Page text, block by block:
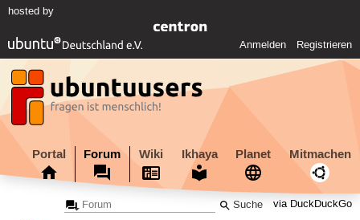
hosted by
Anmelden Registrieren
Portal Forum Wiki Ikhaya Planet Mitmachen
via DuckDuckGo